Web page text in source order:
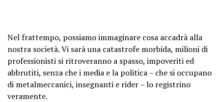
Nel frattempo, possiamo immaginare cosa accadrà alla
nostra società. Vi sarà una catastrofe morbida, milioni di
professionisti si ritroveranno a spasso, impoveriti ed
abbrutiti, senza che i media e la politica – che si occupano
di metalmeccanici, insegnanti e rider – lo registrino
veramente.